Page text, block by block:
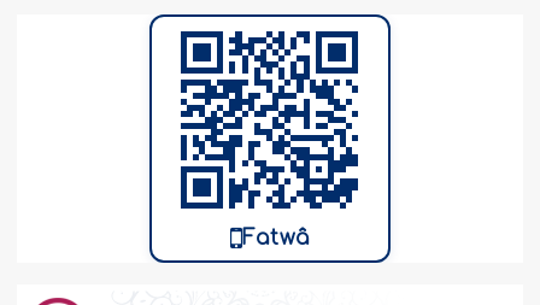
Fatwâ